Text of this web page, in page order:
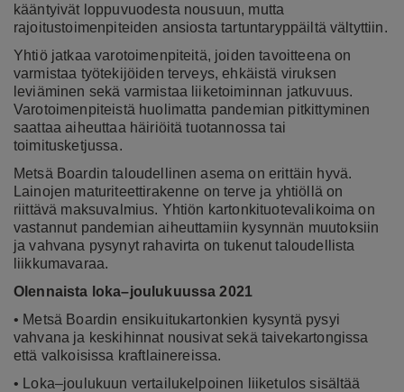
kääntyivät loppuvuodesta nousuun, mutta
rajoitustoimenpiteiden ansiosta tartuntaryppäiltä vältyttiin.
Yhtiö jatkaa varotoimenpiteitä, joiden tavoitteena on
varmistaa työtekijöiden terveys, ehkäistä viruksen
leviäminen sekä varmistaa liiketoiminnan jatkuvuus.
Varotoimenpiteistä huolimatta pandemian pitkittyminen
saattaa aiheuttaa häiriöitä tuotannossa tai
toimitusketjussa.
Metsä Boardin taloudellinen asema on erittäin hyvä.
Lainojen maturiteettirakenne on terve ja yhtiöllä on
riittävä maksuvalmius. Yhtiön kartonkituotevalikoima on
vastannut pandemian aiheuttamiin kysynnän muutoksiin
ja vahvana pysynyt rahavirta on tukenut taloudellista
liikkumavaraa.
Olennaista loka–joulukuussa 2021
• Metsä Boardin ensikuitukartonkien kysyntä pysyi
vahvana ja keskihinnat nousivat sekä taivekartongissa
että valkoisissa kraftlainereissa.
• Loka–joulukuun vertailukelpoinen liiketulos sisältää